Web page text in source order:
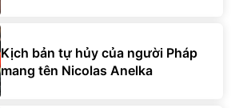
Kịch bản tự hủy của người Pháp
mang tên Nicolas Anelka